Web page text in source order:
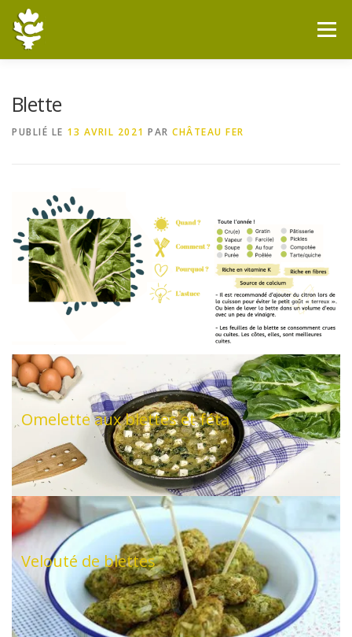
contenu
Menu
Blette
PUBLIÉ LE 13 AVRIL 2021 PAR CHÂTEAU FER
Omelette aux blettes et féta
Velouté de blettes